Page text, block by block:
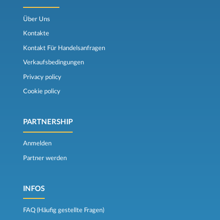
Über Uns
Kontakte
Kontakt Für Handelsanfragen
Verkaufsbedingungen
Privacy policy
Cookie policy
PARTNERSHIP
Anmelden
Partner werden
INFOS
FAQ (Häufig gestellte Fragen)